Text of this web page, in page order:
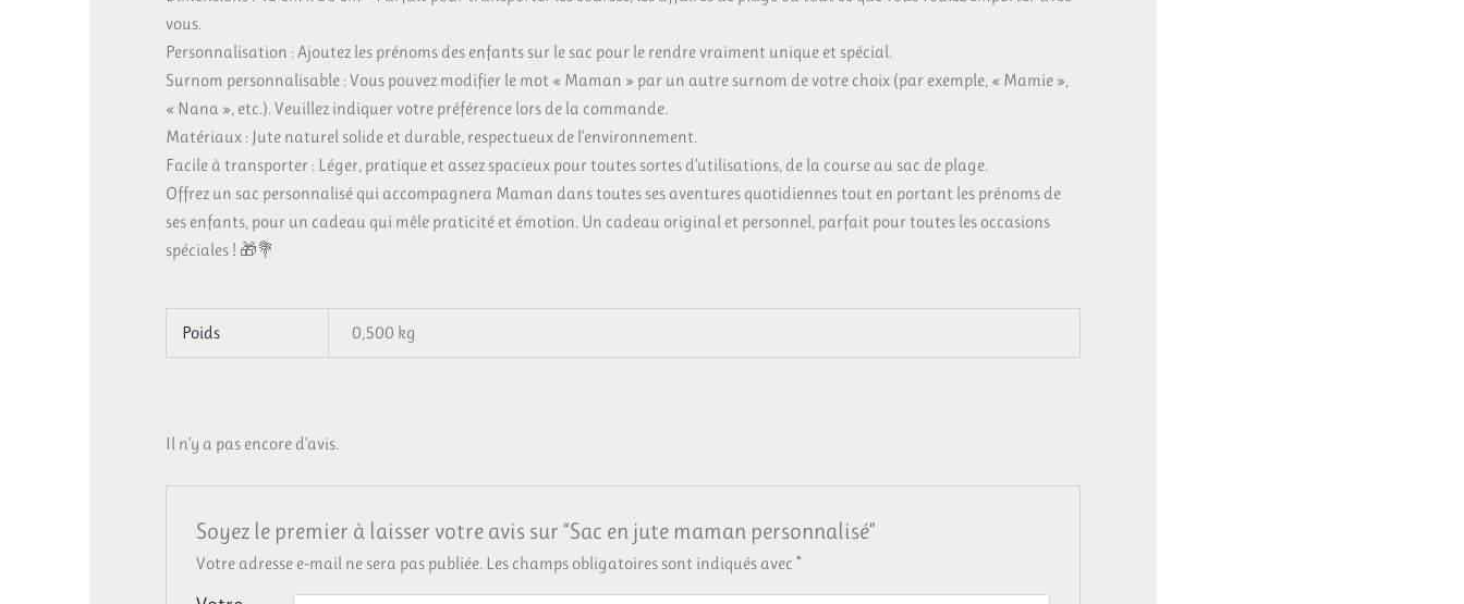
vous.
Personnalisation : Ajoutez les prénoms des enfants sur le sac pour le rendre vraiment unique et spécial.
Surnom personnalisable : Vous pouvez modifier le mot « Maman » par un autre surnom de votre choix (par exemple, « Mamie »,
« Nana », etc.). Veuillez indiquer votre préférence lors de la commande.
Matériaux : Jute naturel solide et durable, respectueux de l’environnement.
Facile à transporter : Léger, pratique et assez spacieux pour toutes sortes d’utilisations, de la course au sac de plage.
Offrez un sac personnalisé qui accompagnera Maman dans toutes ses aventures quotidiennes tout en portant les prénoms de
ses enfants, pour un cadeau qui mêle praticité et émotion. Un cadeau original et personnel, parfait pour toutes les occasions
spéciales ! 🎁💐
Poids 0,500 kg
Il n’y a pas encore d’avis.
Soyez le premier à laisser votre avis sur “Sac en jute maman personnalisé”
Votre adresse e-mail ne sera pas publiée. Les champs obligatoires sont indiqués avec *